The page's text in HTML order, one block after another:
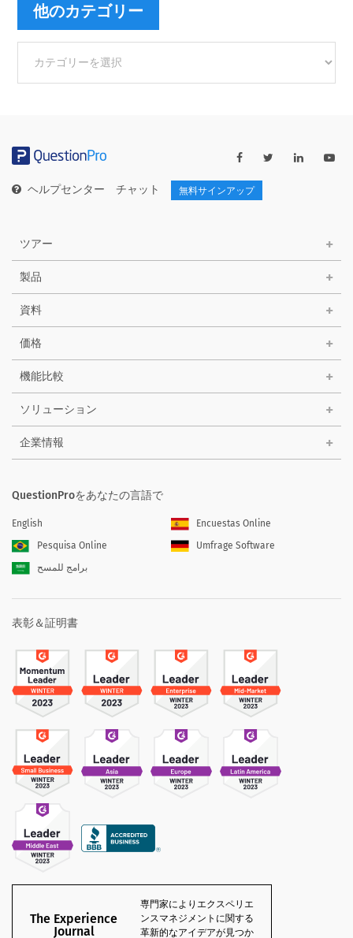
他のカテゴリー
カ
ー
ヘルプセンター チャット 無料サインアップ
ツアー
製品
資料
価格
機能比較
ソリューション
企業情報
QuestionProをあなたの言語で
English
Encuestas Online
Pesquisa Online
Umfrage Software
برامج للمسح
表彰＆証明書
The Experience
Journal
専門家によりエクスペリエ
ンスマネジメントに関する
革新的なアイデアが見つか